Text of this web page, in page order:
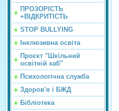
ПРОЗОРІСТЬ
+ВІДКРИТІСТЬ
STOP BULLYING
Інклюзивна освіта
Проєкт "Шкільний
освітній хаб"
Психологічна служба
Здоров'я і БЖД
Бібліотека